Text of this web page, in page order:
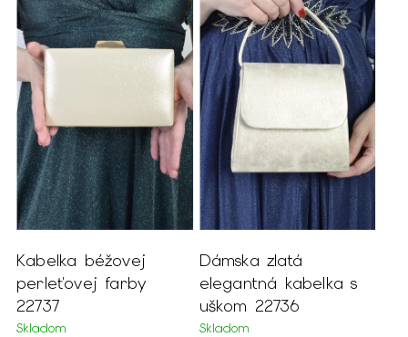
Kabelka béžovej
perleťovej farby
22737
Skladom
Dámska zlatá
elegantná kabelka s
uškom 22736
Skladom